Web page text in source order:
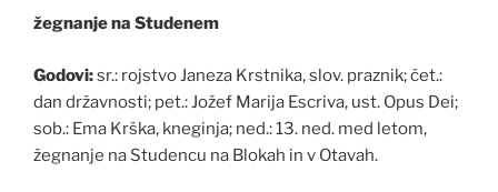
žegnanje na Studenem
Godovi:sr.: rojstvo Janeza Krstnika, slov. praznik; čet.:
dan državnosti; pet.: Jožef Marija Escriva, ust. Opus Dei;
sob.: Ema Krška, kneginja; ned.: 13. ned. med letom,
žegnanje na Studencu na Blokah in v Otavah.